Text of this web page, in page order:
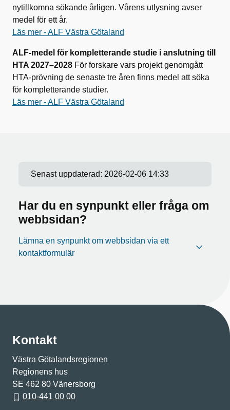
nytillkomna sökande årligen. Vårens utlysning avser
medel för ett år.
Läs mer - ALF Västra Götaland
ALF-medel för kompletterande studie i anslutning till
HTA 2027–2028 För forskare vars projekt genomgått
HTA-prövning de senaste tre åren finns medel att söka
för kompletterande studier.
Läs mer - ALF Västra Götaland
Senast uppdaterad: 2026-02-06 14:33
Har du en synpunkt eller fråga om
webbsidan?
Lämna en synpunkt om webbsidan via ett
kontaktformulär
Kontakt
Västra Götalandsregionen
Regionens hus
SE 462 80 Vänersborg
010-441 00 00